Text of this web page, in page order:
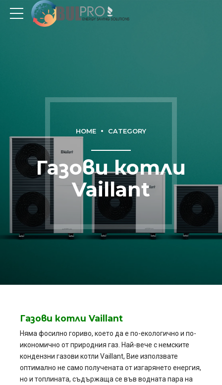
HOME CATEGORY
Газови котли
Vaillant
Газови котли Vaillant
Няма фосилно гориво, което да е по-екологично и по-
икономично от природния газ. Най-вече с немските
кондензни газови котли Vaillant, Вие използвате
оптимално не само получената от изгарянето енергия,
но и топлината, съдържаща се във водната пара на